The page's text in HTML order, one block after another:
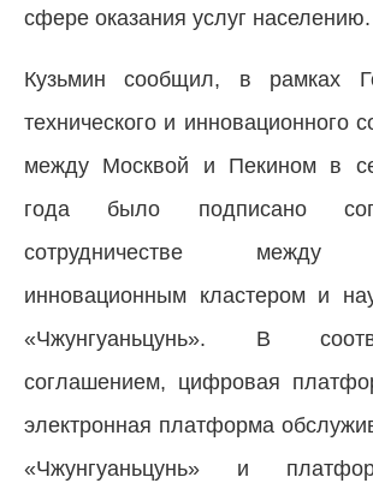
сфере оказания услуг населению.
Кузьмин сообщил, в рамках
технического и инновационного
между Москвой и Пекином в
года было подписано
сотрудничестве между
инновационным кластером и
«Чжунгуаньцунь». В
соглашением, цифровая
электронная платформа
«Чжунгуаньцунь» и